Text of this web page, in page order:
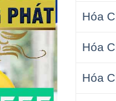
Hóa
Hóa
Hóa